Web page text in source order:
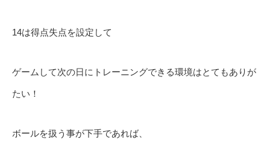
14は得点失点を設定して
ゲームして次の日にトレーニングできる環境はとてもありが
たい！
ボールを扱う事が下手であれば、